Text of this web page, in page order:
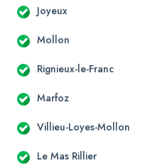
Joyeux
Mollon
Rignieux-le-Franc
Marfoz
Villieu-Loyes-Mollon
Le Mas Rillier